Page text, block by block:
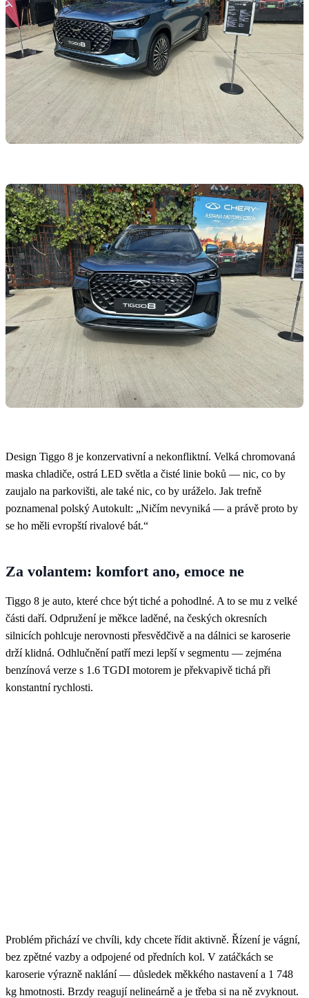
Design Tiggo 8 je konzervativní a nekonfliktní. Velká chromovaná
maska chladiče, ostrá LED světla a čisté linie boků — nic, co by
zaujalo na parkovišti, ale také nic, co by uráželo. Jak trefně
poznamenal polský Autokult: „Ničím nevyniká — a právě proto by
se ho měli evropští rivalové bát.“
Za volantem: komfort ano, emoce ne
Tiggo 8 je auto, které chce být tiché a pohodlné. A to se mu z velké
části daří. Odpružení je měkce laděné, na českých okresních
silnicích pohlcuje nerovnosti přesvědčivě a na dálnici se karoserie
drží klidná. Odhlučnění patří mezi lepší v segmentu — zejména
benzínová verze s 1.6 TGDI motorem je překvapivě tichá při
konstantní rychlosti.
Problém přichází ve chvíli, kdy chcete řídit aktivně. Řízení je vágní,
bez zpětné vazby a odpojené od předních kol. V zatáčkách se
karoserie výrazně naklání — důsledek měkkého nastavení a 1 748
kg hmotnosti. Brzdy reagují nelineárně a je třeba si na ně zvyknout.